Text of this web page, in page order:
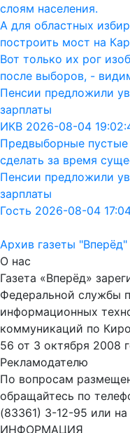
слоям населения.
А для областных
построить мост на
Вот только их рог
после выборов, -
Пенсии предложили
зарплаты
ИКВ 2026-08-04
Предвыборные
сделать за время
Пенсии предложили
зарплаты
Гость 2026-08-04
Архив газеты "Вперёд"
О нас
Газета «Вперёд»
Федеральной службы
информационных
коммуникаций по
56 от 3 октября 2008
Рекламодателю
По вопросам
обращайтесь по
(83361) 3-12-95 или
ИНФОРМАЦИЯ